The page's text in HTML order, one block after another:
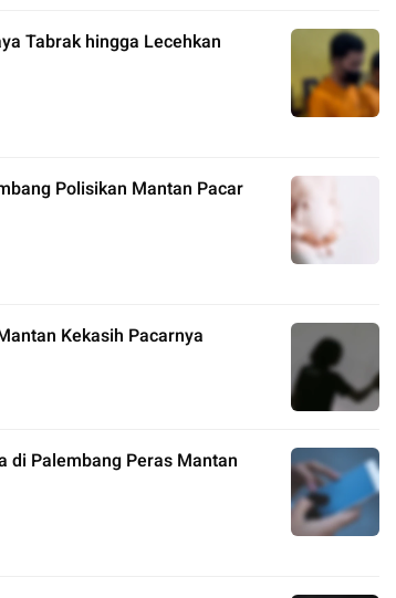
Tabrak hingga Lecehkan
Polisikan Mantan Pacar
Kekasih Pacarnya
di Palembang Peras Mantan